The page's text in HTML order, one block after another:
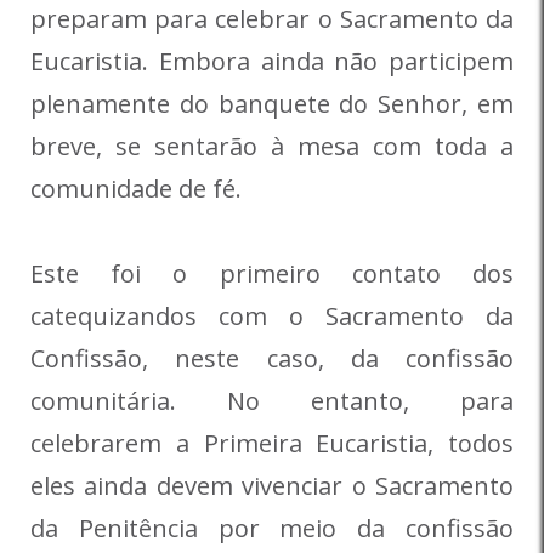
preparam para celebrar o Sacramento da
Eucaristia. Embora ainda não participem
plenamente do banquete do Senhor, em
breve, se sentarão à mesa com toda a
comunidade de fé.
Este foi o primeiro contato dos
catequizandos com o Sacramento da
Confissão, neste caso, da confissão
comunitária. No entanto, para
celebrarem a Primeira Eucaristia, todos
eles ainda devem vivenciar o Sacramento
da Penitência por meio da confissão